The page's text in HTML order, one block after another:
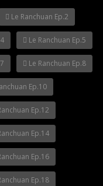
Le Ranchuan Ep.2
Le Ranchuan Ep.5
Le Ranchuan Ep.8
Ep.10
Ep.12
Ep.14
Ep.16
Ep.18